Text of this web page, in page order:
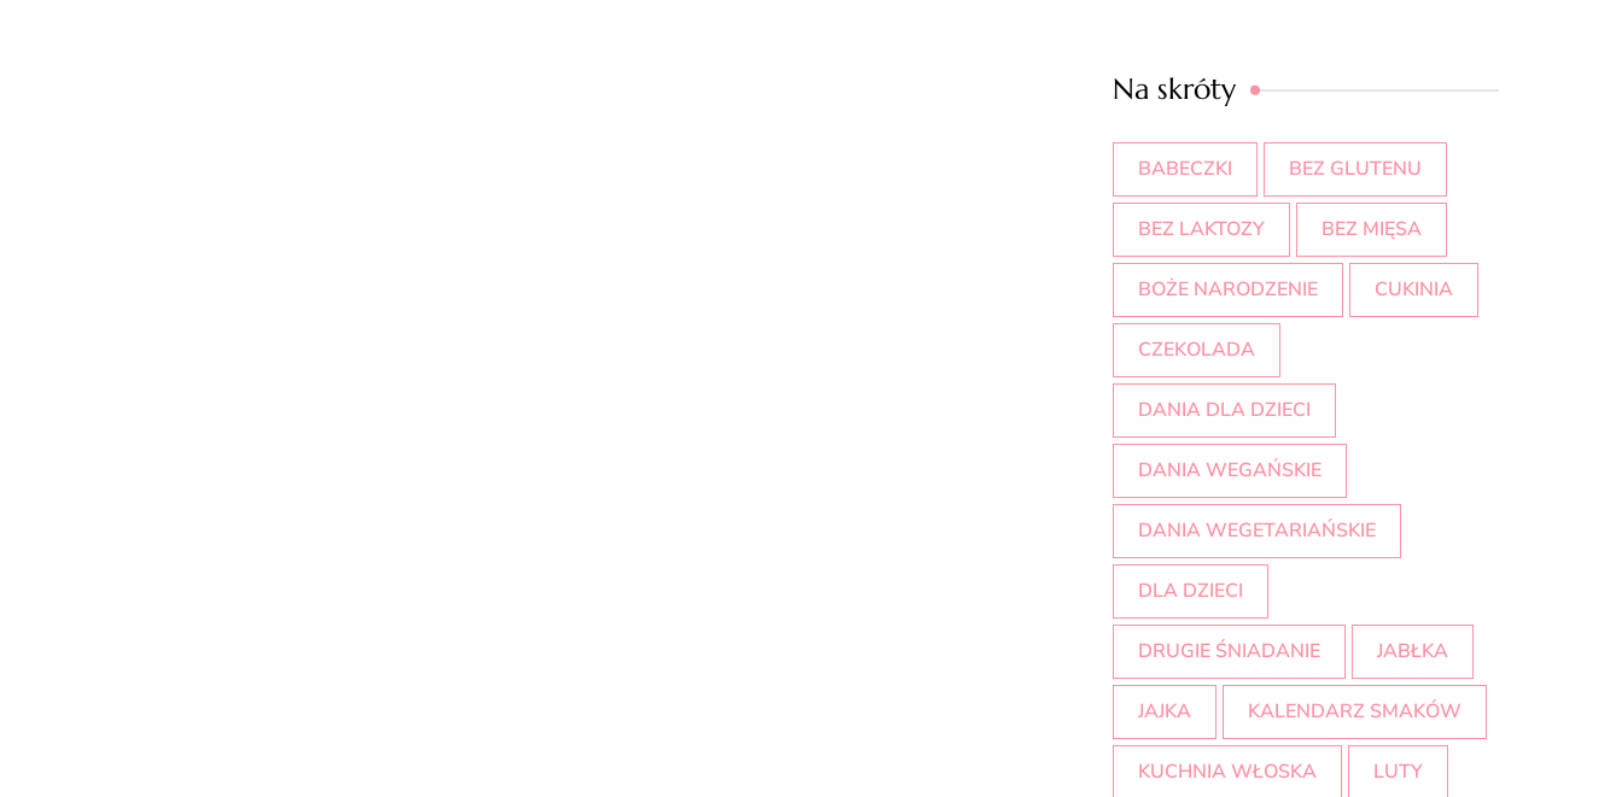
Na skróty
BABECZKI BEZ GLUTENU
BEZ LAKTOZY BEZ MIĘSA
BOŻE NARODZENIE CUKINIA
CZEKOLADA
DANIA DLA DZIECI
DANIA WEGAŃSKIE
DANIA WEGETARIAŃSKIE
DLA DZIECI
DRUGIE ŚNIADANIE JABŁKA
JAJKA KALENDARZ SMAKÓW
KUCHNIA WŁOSKA LUTY